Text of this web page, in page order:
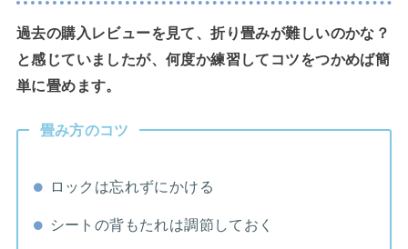
過去の購入レビューを見て、折り畳みが難しいのかな？
と感じていましたが、何度か練習してコツをつかめば簡
単に畳めます。
畳み方のコツ
ロックは忘れずにかける
シートの背もたれは調節しておく